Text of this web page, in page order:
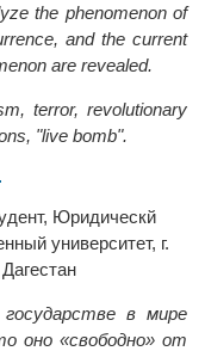
the phenomenon of
and the current
are revealed.
terror, revolutionary
"live bomb".
Юридическй
университет, г.
в мире
оно «свободно» от